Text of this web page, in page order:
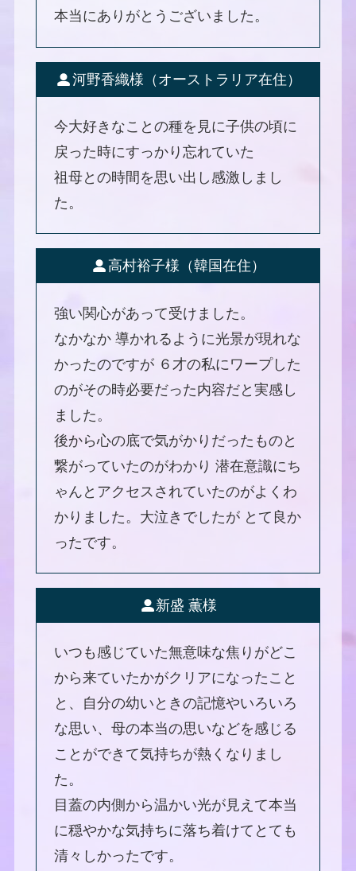
本当にありがとうございました。
河野香織様（オーストラリア在住）
今大好きなことの種を見に子供の頃に
戻った時にすっかり忘れていた
祖母との時間を思い出し感激しまし
た。
高村裕子様（韓国在住）
強い関心があって受けました。
なかなか 導かれるように光景が現れな
かったのですが ６才の私にワープした
のがその時必要だった内容だと実感し
ました。
後から心の底で気がかりだったものと
繋がっていたのがわかり 潜在意識にち
ゃんとアクセスされていたのがよくわ
かりました。大泣きでしたが とて良か
ったです。
新盛 薫様
いつも感じていた無意味な焦りがどこ
から来ていたかがクリアになったこと
と、自分の幼いときの記憶やいろいろ
な思い、母の本当の思いなどを感じる
ことができて気持ちが熱くなりまし
た。
目蓋の内側から温かい光が見えて本当
に穏やかな気持ちに落ち着けてとても
清々しかったです。